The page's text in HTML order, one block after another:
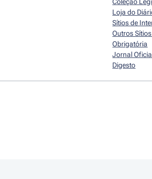
Loja do
Sítios de
Outros
Obrigatória
Jornal
Digesto